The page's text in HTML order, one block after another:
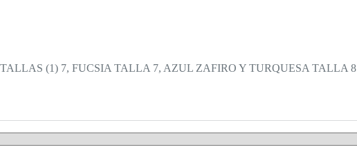
(1) 7, FUCSIA TALLA 7, AZUL ZAFIRO Y TURQUESA TALLA 8